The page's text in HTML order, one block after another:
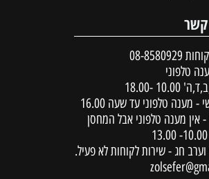
קשר
08-8580929
טלפוני
-18.00
- מענה טלפוני עד שעה 16.00
אין מענה טלפוני אבל המחסן
חג - שירות לקוחות לא פעיל.